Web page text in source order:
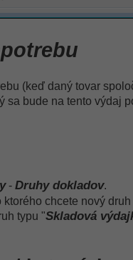
(keď daný tovar
sa bude na tento výdaj
- Druhy dokladov.
chcete nový
typu "Skladová